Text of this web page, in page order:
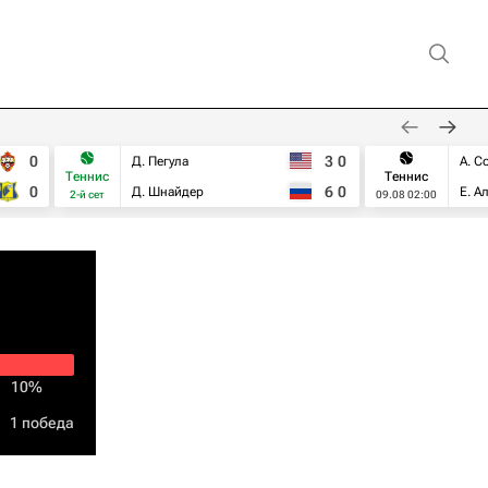
0
0
Теннис
2-й сет
Д. Пегула
Д. Шнайдер
3 0
6 0
Теннис
09.08 02:00
А.
Е.
10%
1 победа